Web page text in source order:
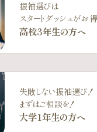
振袖選びは
スタートダッシュがお
高校3年生の方へ
失敗しない振袖選び！
まずはご相談を！
大学1年生の方へ